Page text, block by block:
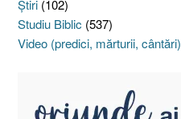
Ştiri (102)
Studiu Biblic (537)
Video (predici, mărturii, cântări)